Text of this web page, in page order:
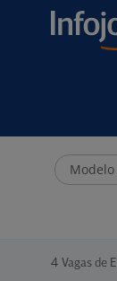
4 Vagas de